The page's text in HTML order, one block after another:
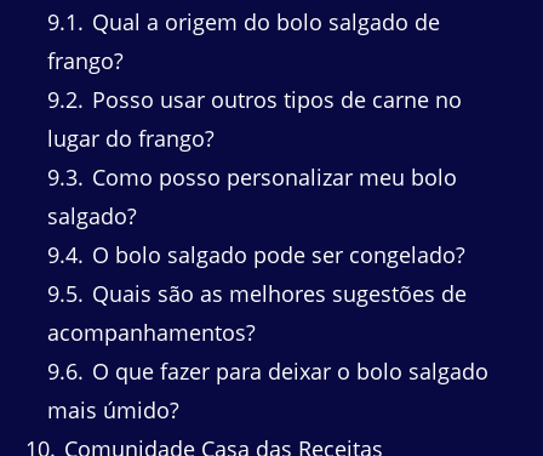
9.1
Qual a origem do bolo salgado de
frango?
9.2 Posso usar outros tipos de carne no
lugar do frango?
9.3 Como posso personalizar meu bolo
salgado?
9.4 O bolo salgado pode ser congelado?
9.5 Quais são as melhores sugestões de
acompanhamentos?
9.6 O que fazer para deixar o bolo salgado
mais úmido?
10 Comunidade Casa das Receitas